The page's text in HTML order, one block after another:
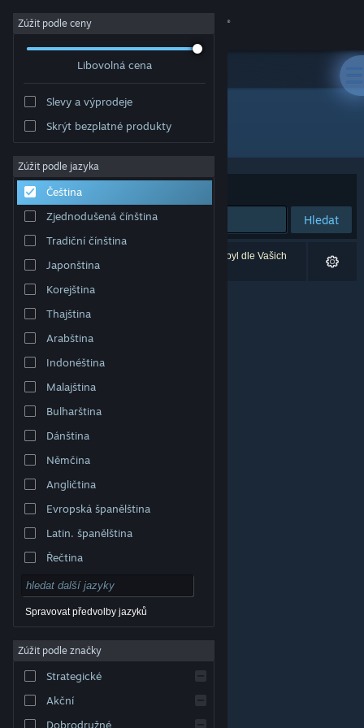
Přihlásit se
Komunita
Informace
Podpora
Změnit jazyk
Mobilní aplikace služby Steam
Desktopová verze stránky
© Valve Corporation. Všechna práva vyhrazena.
příslušných subjektů v USA a dalších zemích.
Smlouva o užívání služby Steam
Cookies
Zúžit podle ceny
Libovolná cena
Slevy a výprodeje
Skrýt bezplatné produkty
Zúžit podle jazyka
Čeština
Zjednodušená čínština
Tradiční čínština
Japonština
Korejština
Thajština
Arabština
Indonéština
Malajština
Bulharština
Dánština
Němčina
Angličtina
Evropská španělština
Latin. španělština
Řečtina
Spravovat předvolby jazyků
Zúžit podle značky
Strategické
Akční
Dobrodružné
Vývojář: AnderuSoft
Seřadit podle
Hledat
Vašemu zadání odpovídá 0 výsledků. 1 produkt byl dle Vašich
předvoleb vyloučen z výsledků vyhledávání.